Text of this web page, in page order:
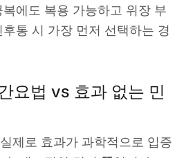
에도 복용 가능하고 위장 부
후통 시 가장 먼저 선택하는 경
요법 vs 효과 없는 민
제로 효과가 과학적으로 입증